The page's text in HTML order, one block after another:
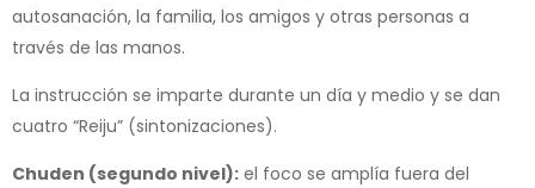
autosanación, la familia, los amigos y otras personas a
través de las manos.
La instrucción se imparte durante un día y medio y se dan
cuatro “Reiju” (sintonizaciones).
Chuden (segundo nivel): el foco se amplía fuera del